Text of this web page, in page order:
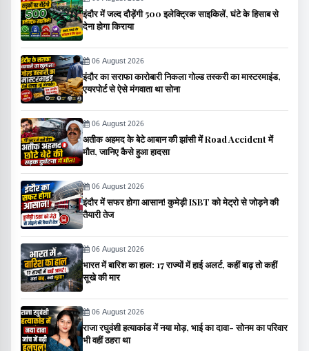
इंदौर में जल्द दौड़ेंगी 500 इलेक्ट्रिक साइकिलें, घंटे के हिसाब से
देना होगा किराया
06 August 2026
इंदौर का सराफा कारोबारी निकला गोल्ड तस्करी का मास्टरमाइंड,
एयरपोर्ट से ऐसे मंगवाता था सोना
06 August 2026
अतीक अहमद के बेटे आबान की झांसी में Road Accident में
मौत, जानिए कैसे हुआ हादसा
06 August 2026
इंदौर में सफर होगा आसान! कुमेड़ी ISBT को मेट्रो से जोड़ने की
तैयारी तेज
06 August 2026
भारत में बारिश का हाल: 17 राज्यों में हाई अलर्ट, कहीं बाढ़ तो कहीं
सूखे की मार
06 August 2026
राजा रघुवंशी हत्याकांड में नया मोड़, भाई का दावा- सोनम का परिवार
भी वहीं ठहरा था